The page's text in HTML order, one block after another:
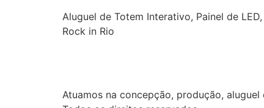
Aluguel de Totem Interativo, Painel de
Rock in Rio
Atuamos na concepção, produção,